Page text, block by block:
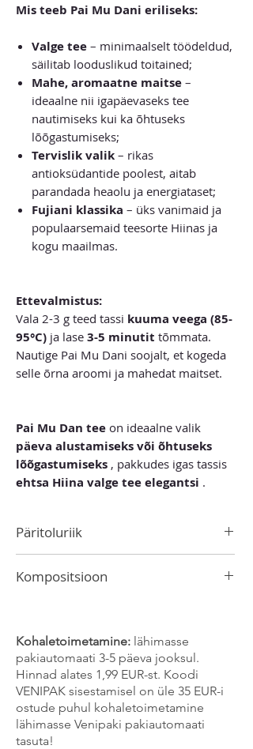
Mis teeb Pai Mu Dani eriliseks:
Valge tee – minimaalselt töödeldud,
säilitab looduslikud toitained;
Mahe, aromaatne maitse –
ideaalne nii igapäevaseks tee
nautimiseks kui ka õhtuseks
lõõgastumiseks;
Tervislik valik – rikas
antioksüdantide poolest, aitab
parandada heaolu ja energiataset;
Fujiani klassika – üks vanimaid ja
populaarsemaid teesorte Hiinas ja
kogu maailmas.
Ettevalmistus:
Vala 2-3 g teed tassi kuuma veega (85-
95°C) ja lase 3-5 minutit tõmmata.
Nautige Pai Mu Dani soojalt, et kogeda
selle õrna aroomi ja mahedat maitset.
Pai Mu Dan tee on ideaalne valik
päeva alustamiseks või õhtuseks
lõõgastumiseks , pakkudes igas tassis
ehtsa Hiina valge tee elegantsi .
Päritoluriik
Kompositsioon
Kohaletoimetamine: lähimasse
pakiautomaati 3-5 päeva jooksul.
Hinnad alates 1,99 EUR-st. Koodi
VENIPAK sisestamisel on üle 35 EUR-i
ostude puhul kohaletoimetamine
lähimasse Venipaki pakiautomaati
tasuta!